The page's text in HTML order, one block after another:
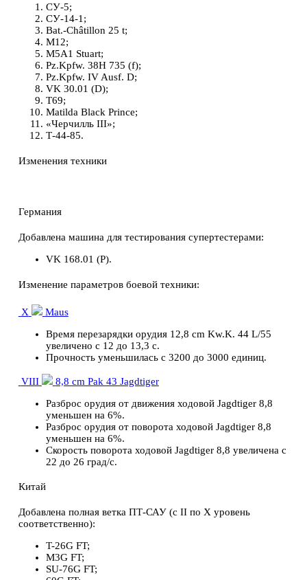
СУ-5;
СУ-14-1;
Bat.-Châtillon 25 t;
M12;
M5A1 Stuart;
Pz.Kpfw. 38H 735 (f);
Pz.Kpfw. IV Ausf. D;
VK 30.01 (D);
T69;
Matilda Black Prince;
«Черчилль III»;
Т-44-85.
Изменения техники
Германия
Добавлена машина для тестирования супертестерами:
VK 168.01 (P).
Изменение параметров боевой техники:
X
Maus
Время перезарядки орудия 12,8 cm Kw.K. 44 L/55
увеличено с 12 до 13,3 с.
Прочность уменьшилась с 3200 до 3000 единиц.
VIII
8,8 cm Pak 43 Jagdtiger
Разброс орудия от движения ходовой Jagdtiger 8,8
уменьшен на 6%.
Разброс орудия от поворота ходовой Jagdtiger 8,8
уменьшен на 6%.
Скорость поворота ходовой Jagdtiger 8,8 увеличена с
22 до 26 град/с.
Китай
Добавлена полная ветка ПТ-САУ (с II по Х уровень
соответственно):
T-26G FT;
M3G FT;
SU-76G FT;